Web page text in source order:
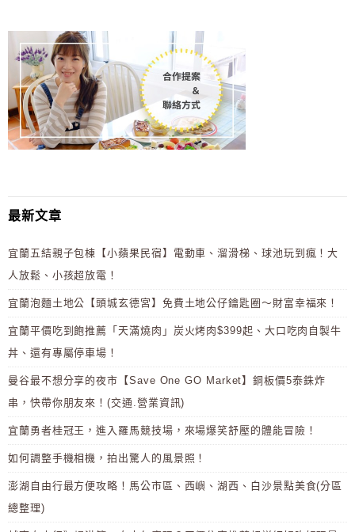
最新文章
宜蘭五結親子包棟【小蘋果民宿】電動車、溜滑梯、球池玩到瘋！大
人放鬆、小孩超放電！
宜蘭泡麵土地公【頭城玄德宮】免費土地公仔鑰匙圈～財富幸福來！
宜蘭平價吃到飽推薦「天滿燒肉」炭火烤肉$399起、大口吃肉自製牛
丼、還有專屬停車場！
曼谷最不想分享的夜市【Save One GO Market】銅板價5泰銖炸
串，快帶你朋友來！(交通.營業資訊)
宜蘭勇者桂冠王，進入羅馬競技場，來場爆笑舒壓的體能冒險！
如何調整手機相機，拍出驚人的風景照！
澎湖自由行最方便攻略！馬公市區、西嶼、湖西、白沙景點美食(分區
總整理)